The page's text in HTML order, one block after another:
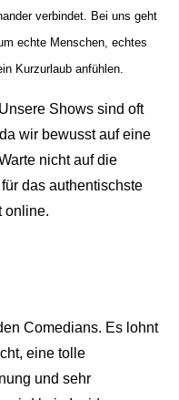
verbindet. Bei uns geht
echte Menschen, echtes
Kurzurlaub anfühlen.
Unsere Shows sind oft
wir bewusst auf eine
nicht auf die
das authentischste
online.
Comedians. Es lohnt
eine tolle
und sehr